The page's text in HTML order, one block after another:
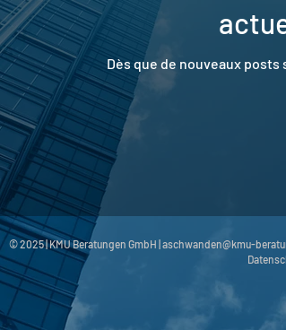
Dès que de nouveaux
© 2025 | KMU Beratungen GmbH | aschwanden@kmu-